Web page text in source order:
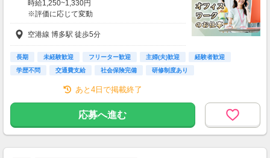
時給1,250~1,330円
※評価に応じて変動
※研修中時給1,250円
★交通費規定支給：上限50,000円/月
【月収例~週5日勤務の場合~】
時給1,250円×実働7時間10分×20日
空港線 博多駅 徒歩5分
長期 未経験歓迎 フリーター歓迎 主婦(夫)歓迎
経験者歓迎
学歴不問
交通費支給 社会保険完備 研修制度あり
あと4日で掲載終了
応募へ進む